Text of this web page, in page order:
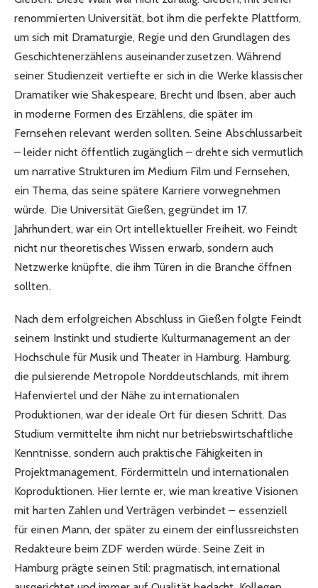
renommierten Universität, bot ihm die perfekte Plattform,
um sich mit Dramaturgie, Regie und den Grundlagen des
Geschichtenerzählens auseinanderzusetzen. Während
seiner Studienzeit vertiefte er sich in die Werke klassischer
Dramatiker wie Shakespeare, Brecht und Ibsen, aber auch
in moderne Formen des Erzählens, die später im
Fernsehen relevant werden sollten. Seine Abschlussarbeit
– leider nicht öffentlich zugänglich – drehte sich vermutlich
um narrative Strukturen im Medium Film und Fernsehen,
ein Thema, das seine spätere Karriere vorwegnehmen
würde. Die Universität Gießen, gegründet im 17.
Jahrhundert, war ein Ort intellektueller Freiheit, wo Feindt
nicht nur theoretisches Wissen erwarb, sondern auch
Netzwerke knüpfte, die ihm Türen in die Branche öffnen
sollten.
Nach dem erfolgreichen Abschluss in Gießen folgte Feindt
seinem Instinkt und studierte Kulturmanagement an der
Hochschule für Musik und Theater in Hamburg. Hamburg,
die pulsierende Metropole Norddeutschlands, mit ihrem
Hafenviertel und der Nähe zu internationalen
Produktionen, war der ideale Ort für diesen Schritt. Das
Studium vermittelte ihm nicht nur betriebswirtschaftliche
Kenntnisse, sondern auch praktische Fähigkeiten in
Projektmanagement, Fördermitteln und internationalen
Koproduktionen. Hier lernte er, wie man kreative Visionen
mit harten Zahlen und Verträgen verbindet – essenziell
für einen Mann, der später zu einem der einflussreichsten
Redakteure beim ZDF werden würde. Seine Zeit in
Hamburg prägte seinen Stil: pragmatisch, international